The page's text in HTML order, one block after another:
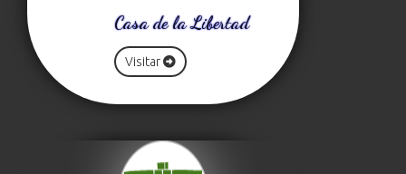
Casa de la Libertad
Visitar